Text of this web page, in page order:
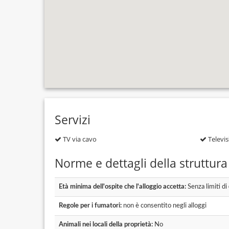
Servizi
TV via cavo
Norme e dettagli della struttura
Età minima dell'ospite che l'alloggio accetta: Senza limiti di
Regole per i fumatori: non è consentito negli alloggi
Animali nei locali della proprietà: No